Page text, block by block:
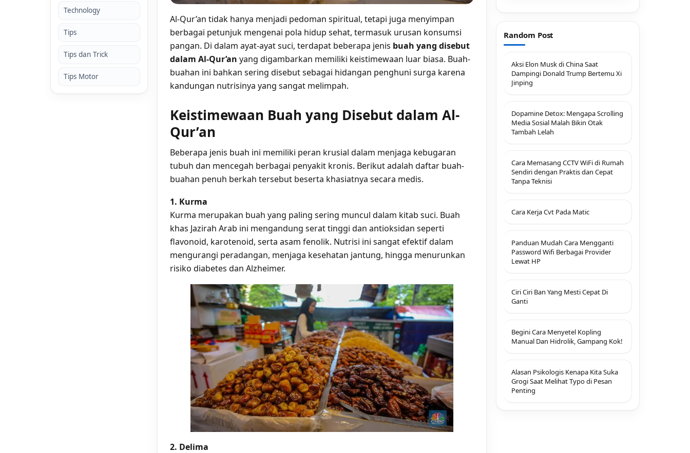
Technology
Tips
Tips dan Trick
Tips Motor
Al-Qur’an tidak hanya menjadi pedoman spiritual, tetapi juga menyimpan
berbagai petunjuk mengenai pola hidup sehat, termasuk urusan konsumsi
pangan. Di dalam ayat-ayat suci, terdapat beberapa jenis buah yang disebut
dalam Al-Qur’an yang digambarkan memiliki keistimewaan luar biasa. Buah-
buahan ini bahkan sering disebut sebagai hidangan penghuni surga karena
kandungan nutrisinya yang sangat melimpah.
Keistimewaan Buah yang Disebut dalam Al-
Qur’an
Beberapa jenis buah ini memiliki peran krusial dalam menjaga kebugaran
tubuh dan mencegah berbagai penyakit kronis. Berikut adalah daftar buah-
buahan penuh berkah tersebut beserta khasiatnya secara medis.
1. Kurma
Kurma merupakan buah yang paling sering muncul dalam kitab suci. Buah
khas Jazirah Arab ini mengandung serat tinggi dan antioksidan seperti
flavonoid, karotenoid, serta asam fenolik. Nutrisi ini sangat efektif dalam
mengurangi peradangan, menjaga kesehatan jantung, hingga menurunkan
risiko diabetes dan Alzheimer.
2. Delima
Random Post
Aksi Elon Musk di China Saat
Dampingi Donald Trump Bertemu Xi
Jinping
Dopamine Detox: Mengapa Scrolling
Media Sosial Malah Bikin Otak
Tambah Lelah
Cara Memasang CCTV WiFi di Rumah
Sendiri dengan Praktis dan Cepat
Tanpa Teknisi
Cara Kerja Cvt Pada Matic
Panduan Mudah Cara Mengganti
Password Wifi Berbagai Provider
Lewat HP
Ciri Ciri Ban Yang Mesti Cepat Di
Ganti
Begini Cara Menyetel Kopling
Manual Dan Hidrolik, Gampang Kok!
Alasan Psikologis Kenapa Kita Suka
Grogi Saat Melihat Typo di Pesan
Penting